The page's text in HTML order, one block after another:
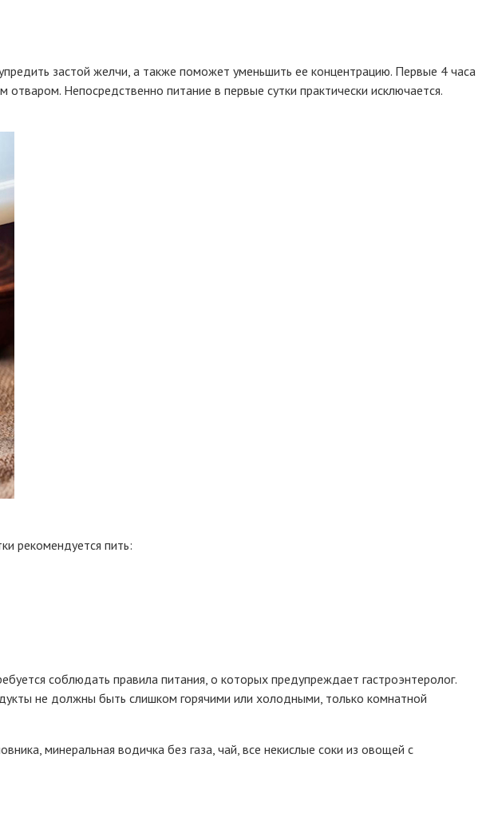
застой желчи, а также поможет уменьшить ее концентрацию. Первые 4 часа
Непосредственно питание в первые сутки практически исключается.
рекомендуется пить:
соблюдать правила питания, о которых предупреждает гастроэнтеролог.
не должны быть слишком горячими или холодными, только комнатной
минеральная водичка без газа, чай, все некислые соки из овощей с